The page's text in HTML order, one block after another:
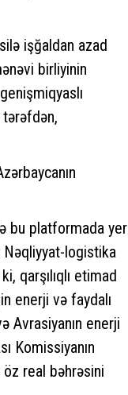
işğaldan azad
birliyinin
bu platformada yer
Nəqliyyat-logistika
qarşılıqlı etimad
enerji və faydalı
Avrasiyanın enerji
Komissiyanın
real bəhrəsini